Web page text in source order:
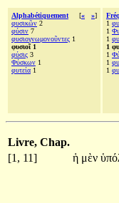
Alphabétiquement [« »]
φυσικῶν 2
φύσιν 7
φυσιογνωμονοῦντες 1
φυσιοῖ 1
φύσις 3
Φύσκων 1
φυτεία 1
1
1
1
1
1
1
1
Livre, Chap.
[1, 11]
ἡ μὲν